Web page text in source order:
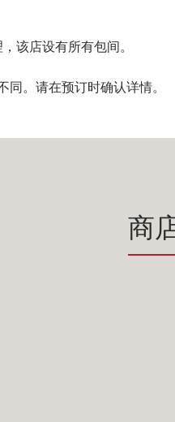
该店设有所有包间。
。请在预订时确认详情。
商